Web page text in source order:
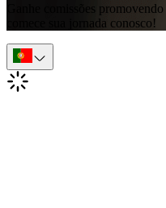
Ganhe comissões
comece sua jornada conosco!